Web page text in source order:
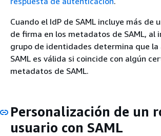
Cuando el IdP de SAML incluye más de
de firma en los metadatos de SAML, al
grupo de identidades determina que la
SAML es válida si coincide con algún
metadatos de SAML.
Personalización de un
usuario con SAML